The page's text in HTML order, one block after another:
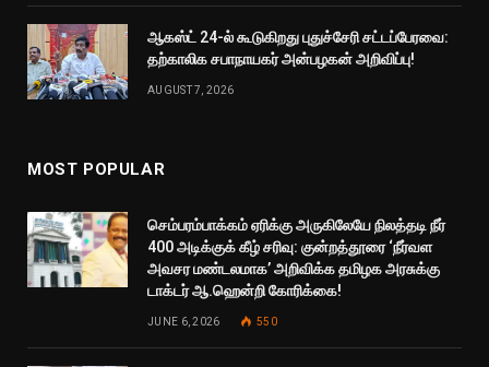
ஆகஸ்ட் 24-ல் கூடுகிறது புதுச்சேரி சட்டப்பேரவை:
தற்காலிக சபாநாயகர் அன்பழகன் அறிவிப்பு!
AUGUST 7, 2026
MOST POPULAR
செம்பரம்பாக்கம் ஏரிக்கு அருகிலேயே நிலத்தடி நீர்
400 அடிக்குக் கீழ் சரிவு: குன்றத்தூரை ‘நீர்வள
அவசர மண்டலமாக’ அறிவிக்க தமிழக அரசுக்கு
டாக்டர் ஆ.ஹென்றி கோரிக்கை!
JUNE 6, 2026 550